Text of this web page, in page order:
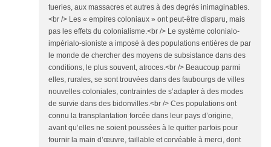
tueries, aux massacres et autres à des degrés inimaginables.
<br /> Les « empires coloniaux » ont peut-être disparu, mais
pas les effets du colonialisme.<br /> Le système colonialo-
impérialo-sioniste a imposé à des populations entières de par
le monde de chercher des moyens de subsistance dans des
conditions, le plus souvent, atroces.<br /> Beaucoup parmi
elles, rurales, se sont trouvées dans des faubourgs de villes
nouvelles coloniales, contraintes de s’adapter à des modes
de survie dans des bidonvilles.<br /> Ces populations ont
connu la transplantation forcée dans leur pays d’origine,
avant qu’elles ne soient poussées à le quitter parfois pour
fournir la main d’œuvre, taillable et corvéable à merci, dont